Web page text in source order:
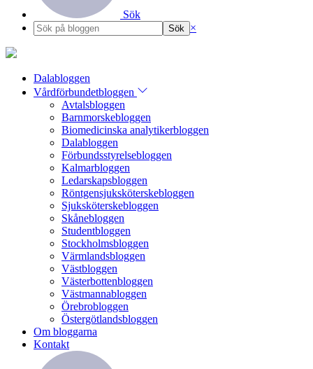
Sök
×
Dalabloggen
Vårdförbundetbloggen
Avtalsbloggen
Barnmorskebloggen
Biomedicinska analytikerbloggen
Dalabloggen
Förbundsstyrelsebloggen
Kalmarbloggen
Ledarskapsbloggen
Röntgensjuksköterskebloggen
Sjuksköterskebloggen
Skånebloggen
Studentbloggen
Stockholmsbloggen
Värmlandsbloggen
Västbloggen
Västerbottenbloggen
Västmannabloggen
Örebrobloggen
Östergötlandsbloggen
Om bloggarna
Kontakt